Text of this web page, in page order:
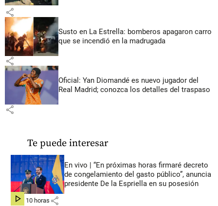
share
Susto en La Estrella: bomberos apagaron carro
que se incendió en la madrugada
share
Oficial: Yan Diomandé es nuevo jugador del
Real Madrid; conozca los detalles del traspaso
share
Te puede interesar
En vivo | “En próximas horas firmaré decreto
de congelamiento del gasto público”, anuncia
presidente De la Espriella en su posesión
hace 10 horas share